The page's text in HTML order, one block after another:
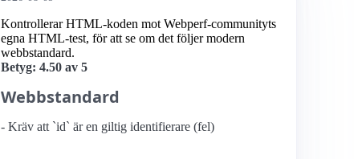
Kontrollerar HTML-koden mot Webperf-communityts
egna HTML-test, för att se om det följer modern
webbstandard.
Betyg: 4.50 av 5
Webbstandard
- Kräv att `id` är en giltig identifierare (fel)